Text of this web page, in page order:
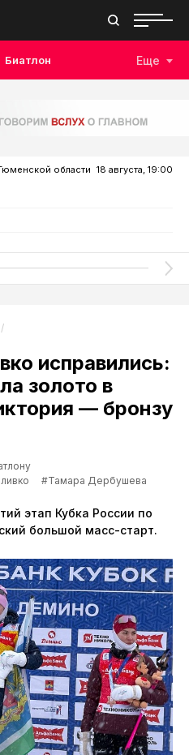
Биатлон Еще
области 18 августа, 19:00
исправились:
золото в
— бронзу
#Тамара Дербушева
этап Кубка России по
большой масс-старт.